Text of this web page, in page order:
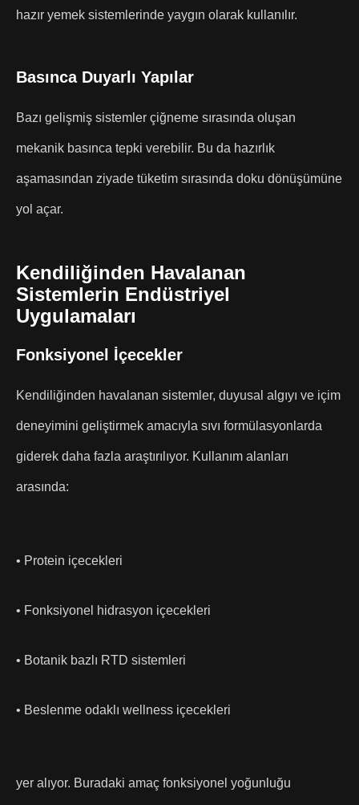
hazır yemek sistemlerinde yaygın olarak kullanılır.
Basınca Duyarlı Yapılar
Bazı gelişmiş sistemler çiğneme sırasında oluşan
mekanik basınca tepki verebilir. Bu da hazırlık
aşamasından ziyade tüketim sırasında doku dönüşümüne
yol açar.
Kendiliğinden Havalanan
Sistemlerin Endüstriyel
Uygulamaları
Fonksiyonel İçecekler
Kendiliğinden havalanan sistemler, duyusal algıyı ve içim
deneyimini geliştirmek amacıyla sıvı formülasyonlarda
giderek daha fazla araştırılıyor. Kullanım alanları
arasında:
• Protein içecekleri
• Fonksiyonel hidrasyon içecekleri
• Botanik bazlı RTD sistemleri
• Beslenme odaklı wellness içecekleri
yer alıyor. Buradaki amaç fonksiyonel yoğunluğu